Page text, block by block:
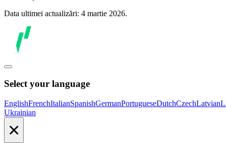
Data ultimei actualizări: 4 martie 2026.
Select your language
EnglishFrenchItalianSpanishGermanPortugueseDutchCzechLatvian
Ukrainian
×